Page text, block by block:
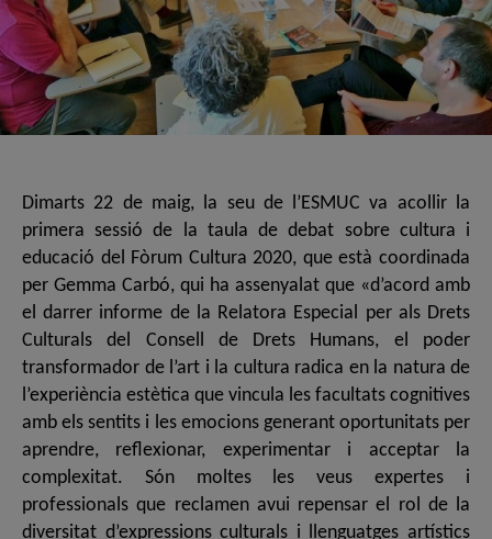
Dimarts 22 de maig, la seu de l’ESMUC va acollir la
primera sessió de la taula de debat sobre cultura i
educació del Fòrum Cultura 2020, que està coordinada
per Gemma Carbó, qui ha assenyalat que «d’acord amb
el darrer informe de la Relatora Especial per als Drets
Culturals del Consell de Drets Humans, el poder
transformador de l’art i la cultura radica en la natura de
l’experiència estètica que vincula les facultats cognitives
amb els sentits i les emocions generant oportunitats per
aprendre, reflexionar, experimentar i acceptar la
complexitat. Són moltes les veus expertes i
professionals que reclamen avui repensar el rol de la
diversitat d’expressions culturals i llenguatges artístics